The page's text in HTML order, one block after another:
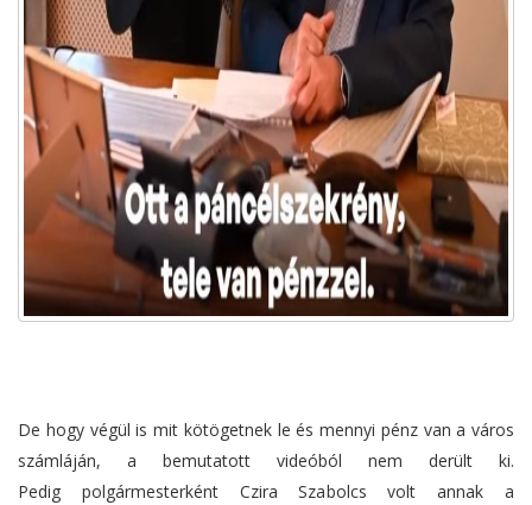
De hogy végül is mit kötögetnek le és mennyi pénz van a város
számláján, a bemutatott videóból nem derült ki.
Pedig polgármesterként Czira Szabolcs volt annak a